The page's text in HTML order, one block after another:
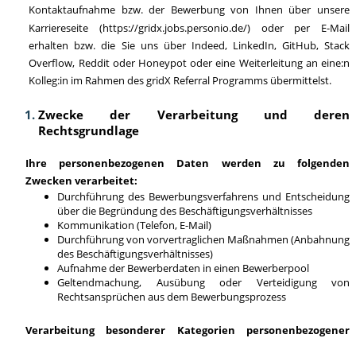
Kontaktaufnahme bzw. der Bewerbung von Ihnen über unsere
Karriereseite (https://gridx.jobs.personio.de/) oder per E-Mail
erhalten bzw. die Sie uns über Indeed, LinkedIn, GitHub, Stack
Overflow, Reddit oder Honeypot oder eine Weiterleitung an eine:n
Kolleg:in im Rahmen des gridX Referral Programms übermittelst.
Zwecke der Verarbeitung und deren
Rechtsgrundlage
Ihre personenbezogenen Daten werden zu folgenden
Zwecken verarbeitet:
Durchführung des Bewerbungsverfahrens und Entscheidung
über die Begründung des Beschäftigungsverhältnisses
Kommunikation (Telefon, E-Mail)
Durchführung von vorvertraglichen Maßnahmen (Anbahnung
des Beschäftigungsverhältnisses)
Aufnahme der Bewerberdaten in einen Bewerberpool
Geltendmachung, Ausübung oder Verteidigung von
Rechtsansprüchen aus dem Bewerbungsprozess
Verarbeitung besonderer Kategorien personenbezogener